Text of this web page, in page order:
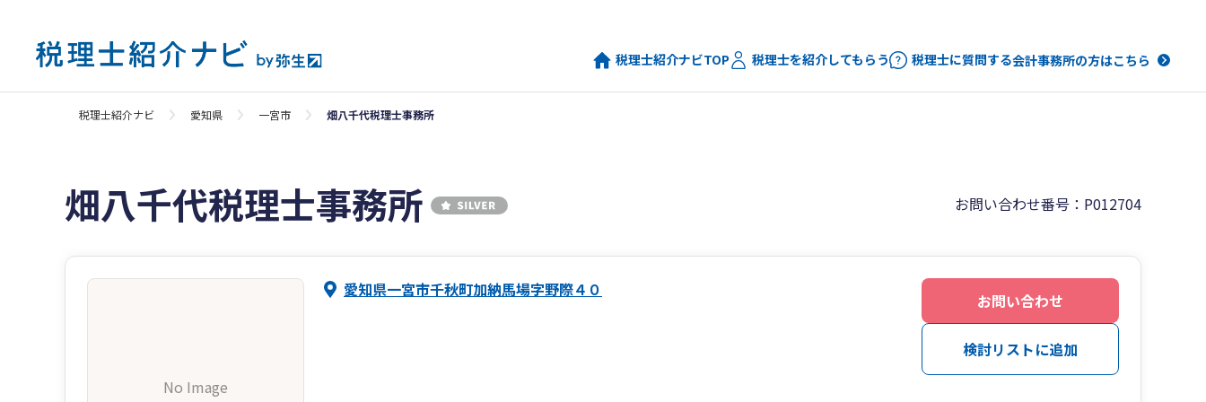
税理士紹介ナビTOP 税理士を紹介してもらう 税理士に質問する会計事務所の方はこちら
税理士紹介ナビ 愛知県 一宮市 畑八千代税理士事務所
畑八千代税理士事務所 お問い合わせ番号：P012704
No Image
愛知県一宮市千秋町加納馬場字野際４０
お問い合わせ
検討リストに追加